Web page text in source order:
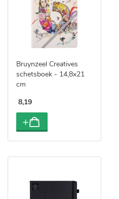
Bruynzeel Creatives
schetsboek - 14,8x21
cm
8,19